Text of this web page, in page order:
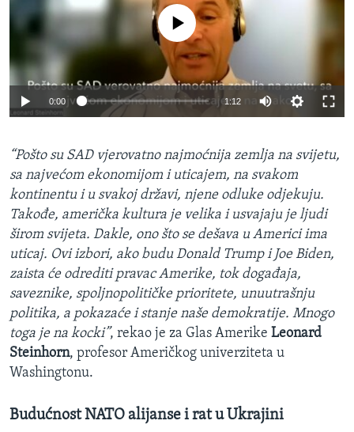
No media source currently available
0:00 1:12
“Pošto su SAD vjerovatno najmoćnija zemlja na svijetu,
sa najvećom ekonomijom i uticajem, na svakom
kontinentu i u svakoj državi, njene odluke odjekuju.
Takođe, američka kultura je velika i usvajaju je ljudi
širom svijeta. Dakle, ono što se dešava u Americi ima
uticaj. Ovi izbori, ako budu Donald Trump i Joe Biden,
zaista će odrediti pravac Amerike, tok događaja,
saveznike, spoljnopolitičke prioritete, unuutrašnju
politika, a pokazaće i stanje naše demokratije. Mnogo
toga je na kocki”, rekao je za Glas Amerike Leonard
Steinhorn, profesor Američkog univerziteta u
Washingtonu.
Budućnost NATO alijanse i rat u Ukrajini